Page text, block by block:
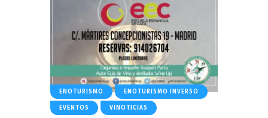
ENOTURISMO ENOTURISMO INVERSO
EVENTOS VINOTICIAS